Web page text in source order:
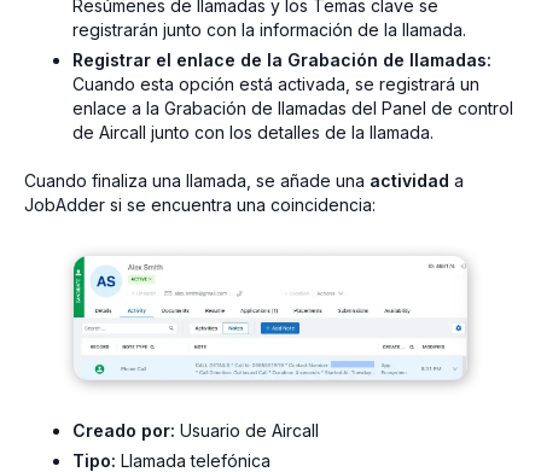
Resúmenes de llamadas y los Temas clave se
registrarán junto con la información de la llamada.
Registrar el enlace de la Grabación de llamadas:
Cuando esta opción está activada, se registrará un
enlace a la Grabación de llamadas del Panel de control
de Aircall junto con los detalles de la llamada.
Cuando finaliza una llamada, se añade una actividad a
JobAdder si se encuentra una coincidencia:
Creado por: Usuario de Aircall
Tipo: Llamada telefónica